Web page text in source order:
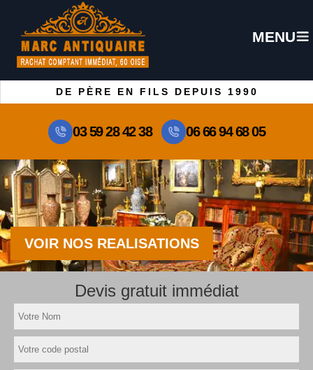
MENU
DE PÈRE EN FILS DEPUIS 1990
03 59 28 42 38 06 66 94 68 05
VOIR NOS REALISATIONS
Devis gratuit immédiat